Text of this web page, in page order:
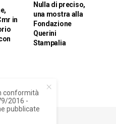
in
Nulla di preciso,
una mostra alla
Fondazione
Querini
Stampalia
conformità
2016 -
pubblicate